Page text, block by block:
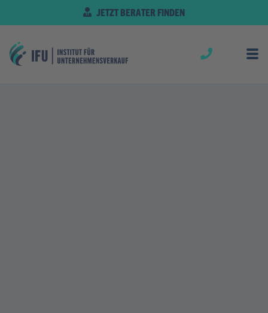
JETZT BERATER FINDEN